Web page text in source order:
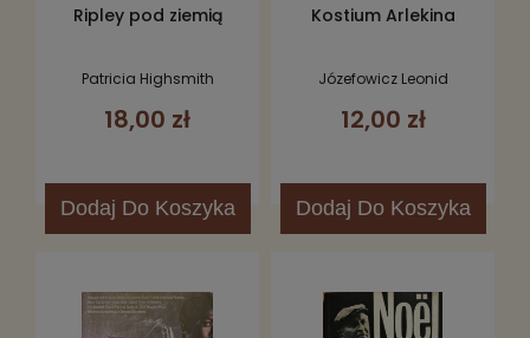
Ripley pod ziemią
Patricia Highsmith
18,00 zł
Dodaj Do Koszyka
Kostium Arlekina
Józefowicz Leonid
12,00 zł
Dodaj Do Koszyka